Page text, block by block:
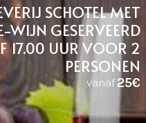
SCHOTEL MET
WIJN GESERVEERD
17.00 UUR VOOR 2
PERSONEN
vanaf 25€